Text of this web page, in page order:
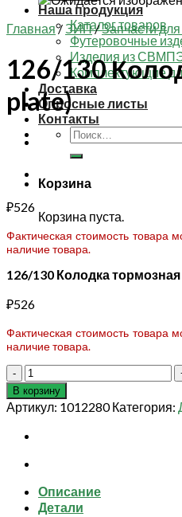
Наша продукция
Каталог товаров
Футеровочные
Изделия из
Комплектующие
Доставка
Опросные листы
Контакты
Искать:
Корзина
Корзина пуста.
Главная /ЗИП/Запчасти для
126/130
plate)
₽526
Фактическая стоимость товара
наличие товара.
126/130 Колодка
₽526
Фактическая стоимость товара
наличие товара.
Количество
товара
126/130
Колодка
тормозная
штабелёра
E/EH
1Т/2Т
В корзину
Артикул: 1012280 Категория:
Описание
Детали